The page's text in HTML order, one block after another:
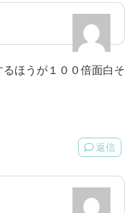
ほうが１００倍面白そ
返信